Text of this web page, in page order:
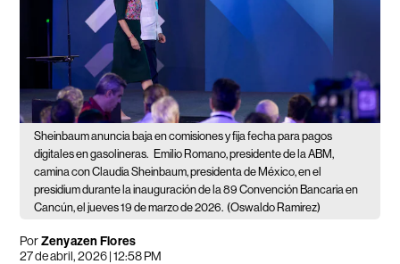
Sheinbaum anuncia baja en comisiones y fija fecha para pagos
digitales en gasolineras. Emilio Romano, presidente de la ABM,
camina con Claudia Sheinbaum, presidenta de México, en el
presidium durante la inauguración de la 89 Convención Bancaria en
Cancún, el jueves 19 de marzo de 2026. (Oswaldo Ramirez)
PorZenyazen Flores
27 de abril, 2026 | 12:58 PM